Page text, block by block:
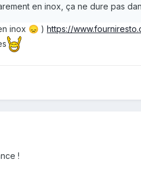
en inox, ça ne dure pas
inox 😞 ) https://
!